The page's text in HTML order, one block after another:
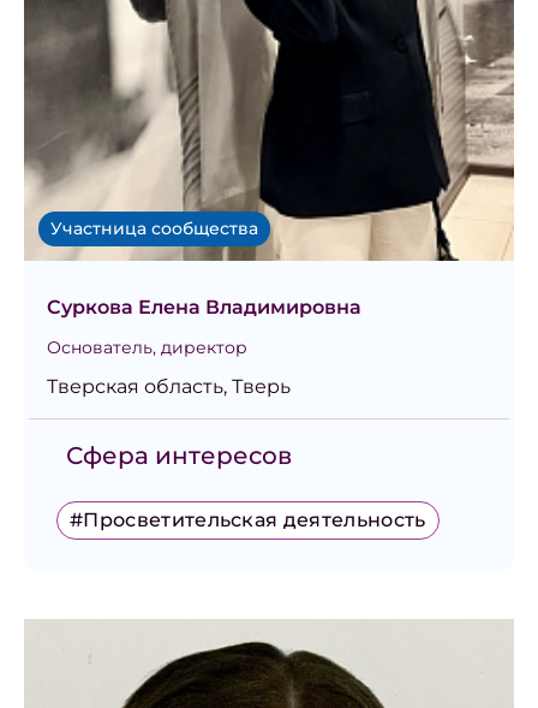
Участница сообщества
Суркова Елена Владимировна
Основатель, директор
Тверская область, Тверь
Сфера интересов
#Просветительская деятельность